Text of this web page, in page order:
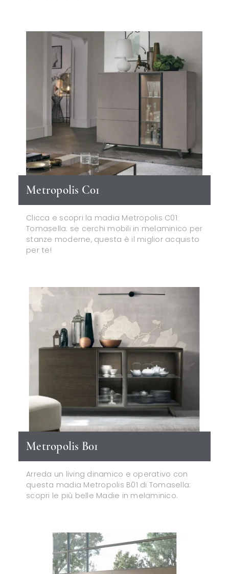
Metropolis C01
Clicca e scopri la madia Metropolis C01
Tomasella: se cerchi mobili in melaminico per
stanze moderne, questa è il miglior acquisto
per te!
Metropolis B01
Arreda un living dinamico e operativo con
questa madia Metropolis B01 di Tomasella:
scopri le più belle Madie in melaminico.